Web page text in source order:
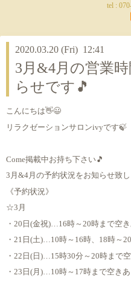
tel :
2020.03.20 (Fri) 12:41
3月&4月の営業
らせです🎵
こんにちは👋😃
リラクゼーションサロンivyです🍃
Come掲載中お持ち下さい🎵
3月&4月の予約状況をお知らせ致し
《予約状況》
☆3月
・20日(金祝)…16時～20時まで空き
・21日(土)…10時～16時、18時～
・22日(日)…15時30分～20時まで
・23日(月)…10時～17時まで空きあ